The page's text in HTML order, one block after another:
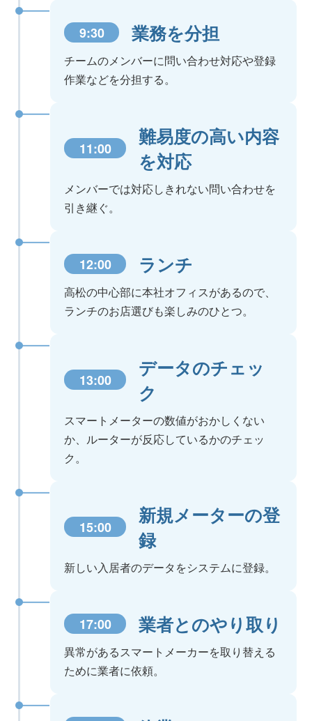
9:30 業務を分担
チームのメンバーに問い合わせ対応や登録
作業などを分担する。
11:00
難易度の高い内容
を対応
メンバーでは対応しきれない問い合わせを
引き継ぐ。
12:00 ランチ
高松の中心部に本社オフィスがあるので、
ランチのお店選びも楽しみのひとつ。
13:00
データのチェッ
ク
スマートメーターの数値がおかしくない
か、ルーターが反応しているかのチェッ
ク。
15:00
新規メーターの登
録
新しい入居者のデータをシステムに登録。
17:00 業者とのやり取り
異常があるスマートメーカーを取り替える
ために業者に依頼。